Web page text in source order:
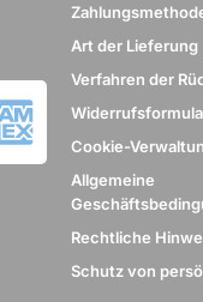
Art der Lieferung
Verfahren der
Cookie-
Allgemeine
Rechtliche
Schutz von